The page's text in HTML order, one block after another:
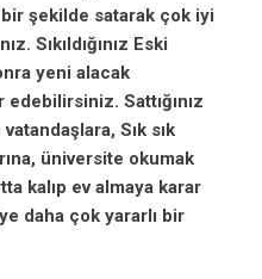
şekilde satarak çok iyi
Sıkıldığınız Eski
yeni alacak
edebilirsiniz. Sattığınız
Sık sık
üniversite okumak
kalıp ev almaya karar
daha çok yararlı bir